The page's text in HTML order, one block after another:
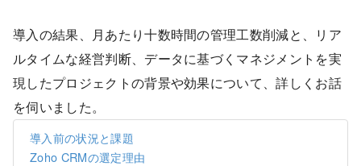
導入の結果、月あたり十数時間の管理工数削減と、リア
ルタイムな経営判断、データに基づくマネジメントを実
現したプロジェクトの背景や効果について、詳しくお話
を伺いました。
導入前の状況と課題
Zoho CRMの選定理由